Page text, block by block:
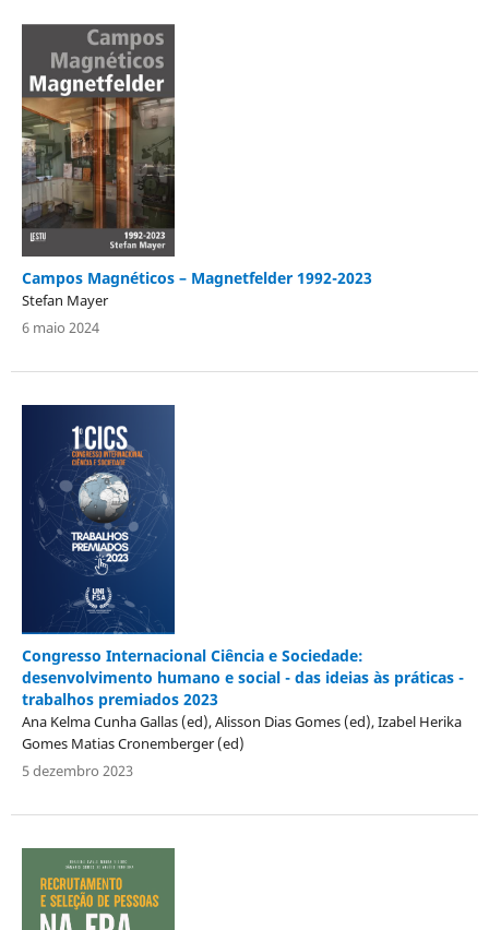
Campos Magnéticos – Magnetfelder 1992-2023
Stefan Mayer
6 maio 2024
Congresso Internacional Ciência e Sociedade:
desenvolvimento humano e social - das ideias às práticas -
trabalhos premiados 2023
Ana Kelma Cunha Gallas (ed), Alisson Dias Gomes (ed), Izabel Herika
Gomes Matias Cronemberger (ed)
5 dezembro 2023